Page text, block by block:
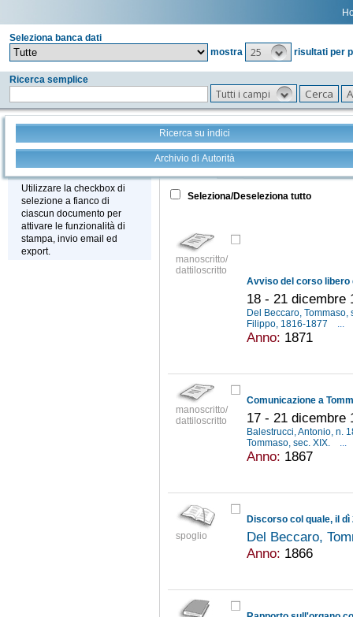
Seleziona banca dati
mostra
25 risultati per
Ricerca semplice
Tutti i campi
Ricerca su indici
Archivio di Autorità
Stampa - Email - Export
Utilizzare la checkbox di
selezione a fianco di
ciascun documento per
attivare le funzionalità di
stampa, invio email ed
export.
Tutto +
Seleziona/Deseleziona tutto
manoscritto/
dattiloscritto
18 - 21 dicembre
Del Beccaro, Tommaso,
Filippo, 1816-1877
...
Anno: 1871
manoscritto/
dattiloscritto
17 - 21 dicembre
Balestrucci, Antonio, n.
Tommaso, sec. XIX.
...
Anno: 1867
spoglio
Del Beccaro,
Anno: 1866